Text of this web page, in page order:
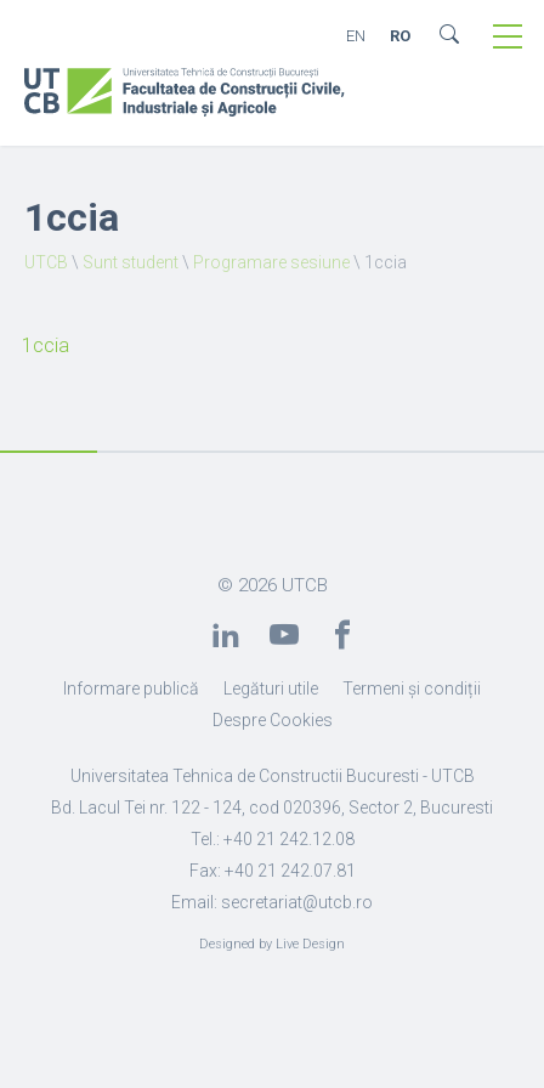
EN RO
1ccia
UTCB \ Sunt student\ Programare sesiune\ 1ccia
1ccia
© 2026 UTCB
Informare publică Legături utile
Termeni și condiții
Despre Cookies
Universitatea Tehnica de Constructii Bucuresti - UTCB
Bd. Lacul Tei nr. 122 - 124, cod 020396, Sector 2, Bucuresti
Tel.: +40 21 242.12.08
Fax: +40 21 242.07.81
Email: secretariat@utcb.ro
Designed by Live Design